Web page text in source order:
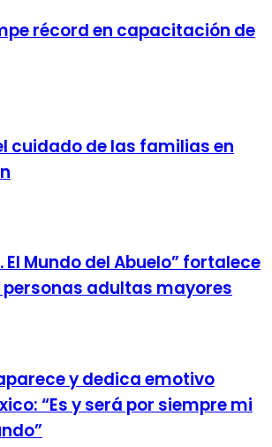
récord en capacitación de
cuidado de las familias en
El Mundo del Abuelo” fortalece
adultas mayores
y dedica emotivo
“Es y será por siempre mi